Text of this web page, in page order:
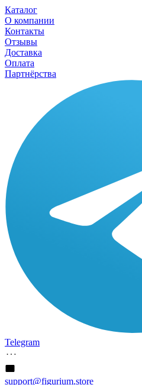
Каталог
О компании
Контакты
Отзывы
Доставка
Оплата
Партнёрства
Telegram
support@figurium.store